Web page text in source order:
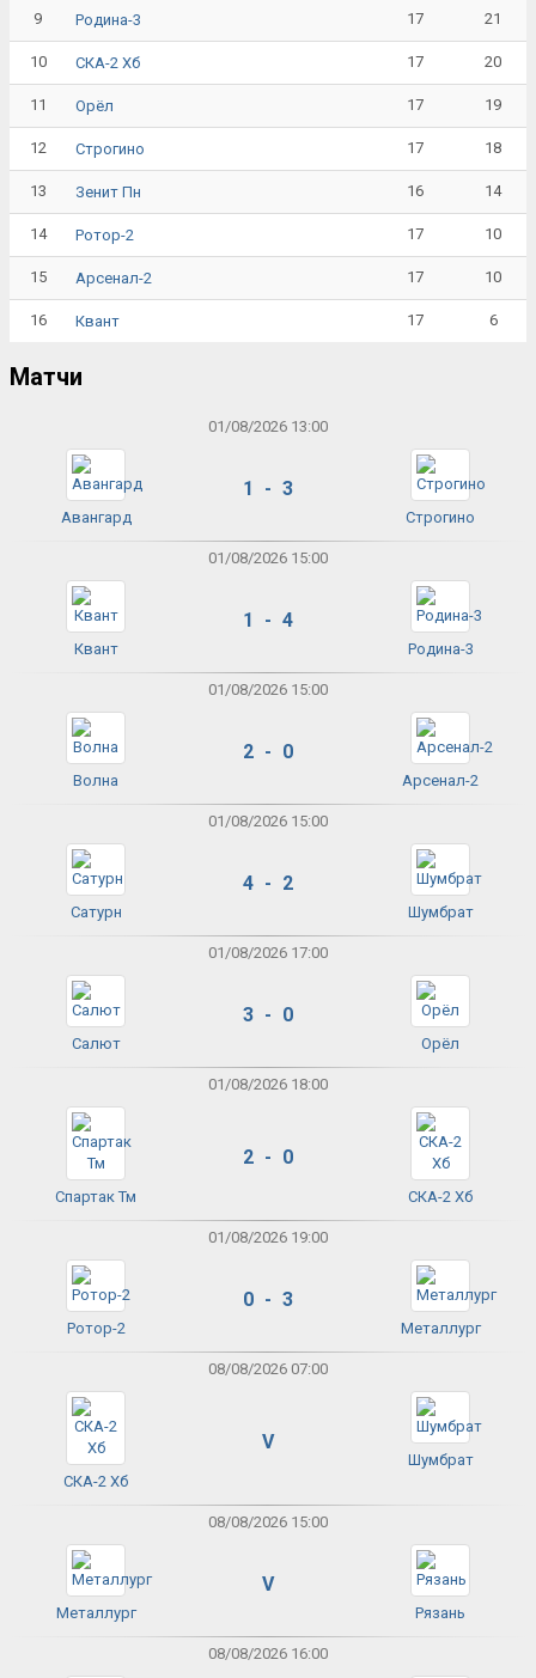
9 Родина-3 17 21
10 СКА-2 Хб 17 20
11 Орёл 17 19
12 Строгино 17 18
13 Зенит Пн 16 14
14 Ротор-2 17 10
15 Арсенал-2 17 10
16 Квант 17 6
Матчи
01/08/2026 13:00
Авангард
1 - 3
Строгино
01/08/2026 15:00
Квант
1 - 4
Родина-3
01/08/2026 15:00
Волна
2 - 0
Арсенал-2
01/08/2026 15:00
Сатурн
4 - 2
Шумбрат
01/08/2026 17:00
Салют
3 - 0
Орёл
01/08/2026 18:00
Спартак Тм
2 - 0
СКА-2 Хб
01/08/2026 19:00
Ротор-2
0 - 3
Металлург
08/08/2026 07:00
СКА-2 Хб
V
Шумбрат
08/08/2026 15:00
Металлург
V
Рязань
08/08/2026 16:00